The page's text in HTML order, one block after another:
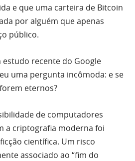
e que uma carteira de Bitcoin
por alguém que apenas
público.
estudo recente do Google
uma pergunta incômoda: e se
eternos?
de computadores
a criptografia moderna foi
científica. Um risco
associado ao “fim do